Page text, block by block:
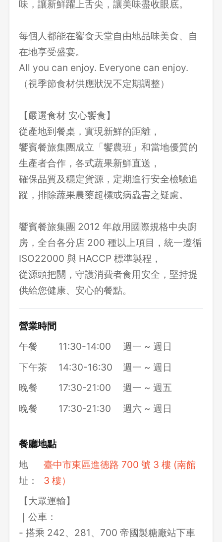
味，讓新鮮躍上舌尖，讓美味盡收眼底。
每個人都能在饗食天堂自由地品味美食、自
在地享受盛宴。
All you can enjoy. Everyone can enjoy.
（視季節食材供應狀況不定期調整）
【嚴選食材 安心饗食】
從產地到餐桌，實現新鮮的距離，
饗賓餐旅集團成立「饗農班」和當地優質的
生產者合作，各式蔬果新鮮直送，
確保品質及穩定貨源，定期進行安全檢驗追
蹤，排除蔬果農藥超標或病蟲害之疑慮。
饗賓餐旅集團 2012 年啟用國際規格中央廚
房，全台各分店 200 種以上項目，統一遵循
ISO22000 與 HACCP 標準製程，
從源頭把關，守護消費者食用安全，堅持提
供給您健康、安心的餐點。
營業時間
午餐
11:30-14:00
週一 ~ 週日
下午茶
14:30-16:30
週一 ~ 週日
晚餐
17:30-21:00
週一 ~ 週五
晚餐
17:30-21:30 週六 ~ 週日
餐廳地點
地
址：
臺中市東區進德路 700 號 3 樓 (南館
3 樓）
【大眾運輸】
｜公車：
- 搭乘 242、281、700 帝國製糖廠站下車